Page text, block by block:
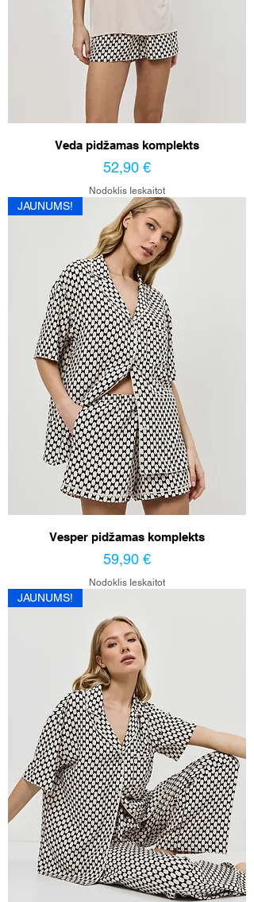
Veda pidžamas komplekts
Cena
52,90 €
Nodoklis Ieskaitot
JAUNUMS!
Vesper pidžamas komplekts
Cena
59,90 €
Nodoklis Ieskaitot
JAUNUMS!